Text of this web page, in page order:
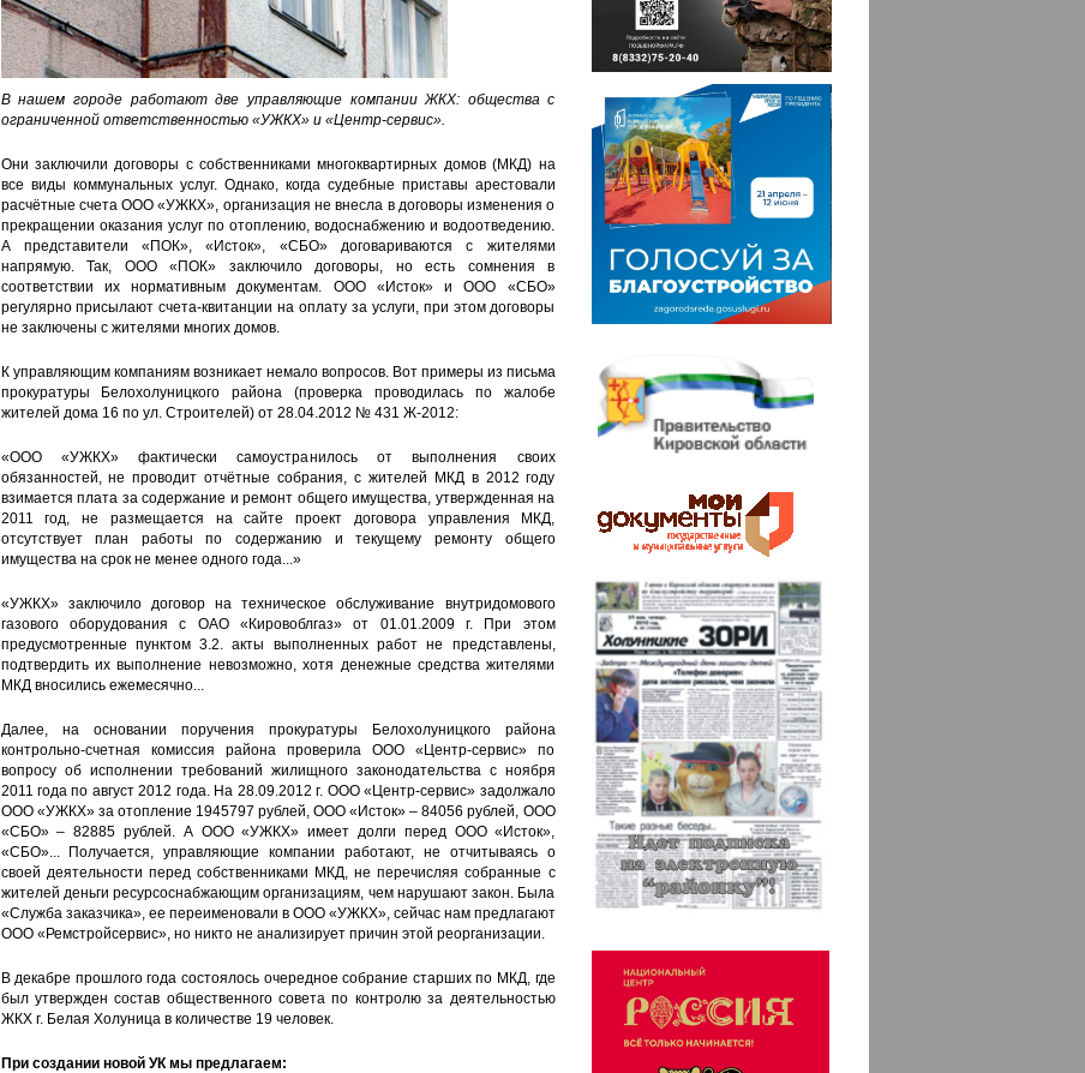
В нашем городе работают две управляющие компании ЖКХ: общества с
ограниченной ответственностью «УЖКХ» и «Центр-сервис».
Они заключили договоры с собственниками многоквартирных домов (МКД) на
все виды коммунальных услуг. Однако, когда судебные приставы арестовали
расчётные счета ООО «УЖКХ», организация не внесла в договоры изменения о
прекращении оказания услуг по отоплению, водоснабжению и водоотведению.
А представители «ПОК», «Исток», «СБО» договариваются с жителями
напрямую. Так, ООО «ПОК» заключило договоры, но есть сомнения в
соответствии их нормативным документам. ООО «Исток» и ООО «СБО»
регулярно присылают счета-квитанции на оплату за услуги, при этом договоры
не заключены с жителями многих домов.
К управляющим компаниям возникает немало вопросов. Вот примеры из письма
прокуратуры Белохолуницкого района (проверка проводилась по жалобе
жителей дома 16 по ул. Строителей) от 28.04.2012 № 431 Ж-2012:
«ООО «УЖКХ» фактически самоустранилось от выполнения своих
обязанностей, не проводит отчётные собрания, с жителей МКД в 2012 году
взимается плата за содержание и ремонт общего имущества, утвержденная на
2011 год, не размещается на сайте проект договора управления МКД,
отсутствует план работы по содержанию и текущему ремонту общего
имущества на срок не менее одного года...»
«УЖКХ» заключило договор на техническое обслуживание внутридомового
газового оборудования с ОАО «Кировоблгаз» от 01.01.2009 г. При этом
предусмотренные пунктом 3.2. акты выполненных работ не представлены,
подтвердить их выполнение невозможно, хотя денежные средства жителями
МКД вносились ежемесячно...
Далее, на основании поручения прокуратуры Белохолуницкого района
контрольно-счетная комиссия района проверила ООО «Центр-сервис» по
вопросу об исполнении требований жилищного законодательства с ноября
2011 года по август 2012 года. На 28.09.2012 г. ООО «Центр-сервис» задолжало
ООО «УЖКХ» за отопление 1945797 рублей, ООО «Исток» – 84056 рублей, ООО
«СБО» – 82885 рублей. А ООО «УЖКХ» имеет долги перед ООО «Исток»,
«СБО»... Получается, управляющие компании работают, не отчитываясь о
своей деятельности перед собственниками МКД, не перечисляя собранные с
жителей деньги ресурсоснабжающим организациям, чем нарушают закон. Была
«Служба заказчика», ее переименовали в ООО «УЖКХ», сейчас нам предлагают
ООО «Ремстройсервис», но никто не анализирует причин этой реорганизации.
В декабре прошлого года состоялось очередное собрание старших по МКД, где
был утвержден состав общественного совета по контролю за деятельностью
ЖКХ г. Белая Холуница в количестве 19 человек.
При создании новой УК мы предлагаем: